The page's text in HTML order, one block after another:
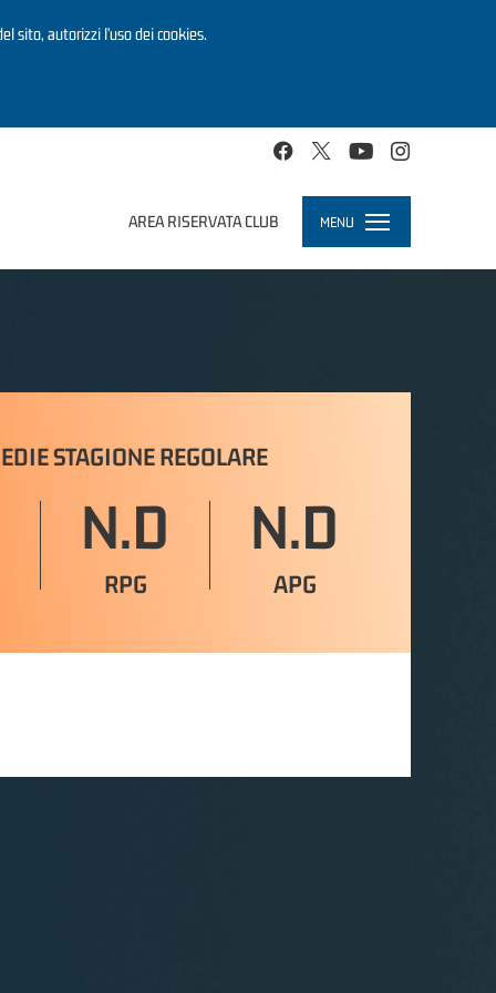
sito, autorizzi l’uso dei cookies.
AREA RISERVATA CLUB MENU
Toggle
navigation
STAGIONE REGOLARE
N.D
RPG
N.D
APG